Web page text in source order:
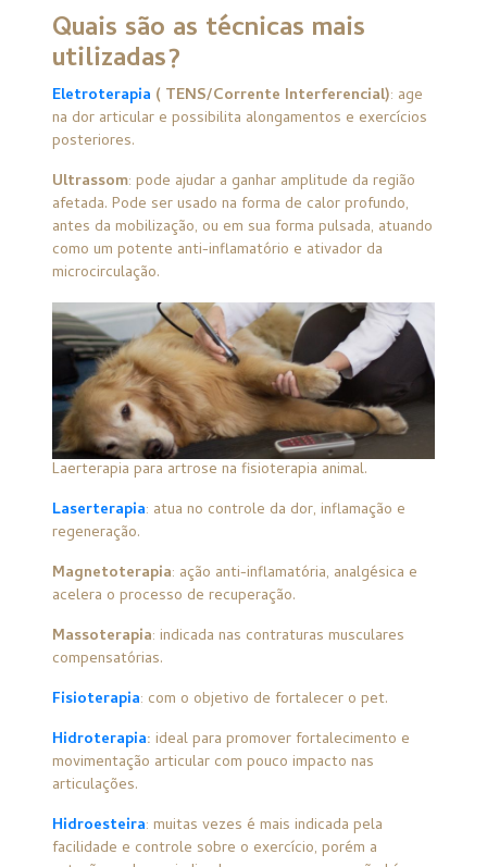
Quais são as técnicas mais
utilizadas?
Eletroterapia ( TENS/Corrente Interferencial): age
na dor articular e possibilita alongamentos e exercícios
posteriores.
Ultrassom: pode ajudar a ganhar amplitude da região
afetada. Pode ser usado na forma de calor profundo,
antes da mobilização, ou em sua forma pulsada, atuando
como um potente anti-inflamatório e ativador da
microcirculação.
Laerterapia para artrose na fisioterapia animal.
Laserterapia: atua no controle da dor, inflamação e
regeneração.
Magnetoterapia: ação anti-inflamatória, analgésica e
acelera o processo de recuperação.
Massoterapia: indicada nas contraturas musculares
compensatórias.
Fisioterapia: com o objetivo de fortalecer o pet.
Hidroterapia: ideal para promover fortalecimento e
movimentação articular com pouco impacto nas
articulações.
Hidroesteira: muitas vezes é mais indicada pela
facilidade e controle sobre o exercício, porém a